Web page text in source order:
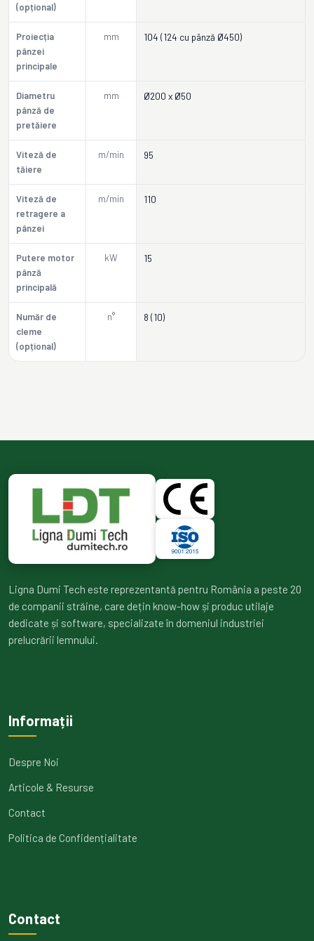
(opțional)
Proiecția
pânzei
principale
mm 104 (124 cu pânză Ø450)
Diametru
pânză de
pretăiere
mm Ø200 x Ø50
Viteză de
tăiere
m/min 95
Viteză de
retragere a
pânzei
m/min 110
Putere motor
pânză
principală
kW 15
Număr de
cleme
(opțional)
n° 8 (10)
Ligna Dumi Tech este reprezentantă pentru România a peste 20
de companii străine, care dețin know-how și produc utilaje
dedicate și software, specializate în domeniul industriei
prelucrării lemnului.
Informații
Despre Noi
Articole & Resurse
Contact
Politica de Confidențialitate
Contact